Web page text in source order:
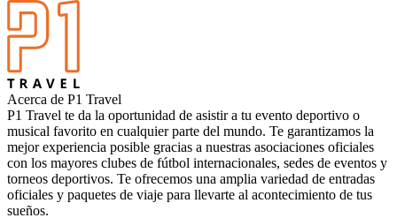
Acerca de P1 Travel
P1 Travel te da la oportunidad de asistir a tu evento deportivo o
musical favorito en cualquier parte del mundo. Te garantizamos la
mejor experiencia posible gracias a nuestras asociaciones oficiales
con los mayores clubes de fútbol internacionales, sedes de eventos y
torneos deportivos. Te ofrecemos una amplia variedad de entradas
oficiales y paquetes de viaje para llevarte al acontecimiento de tus
sueños.